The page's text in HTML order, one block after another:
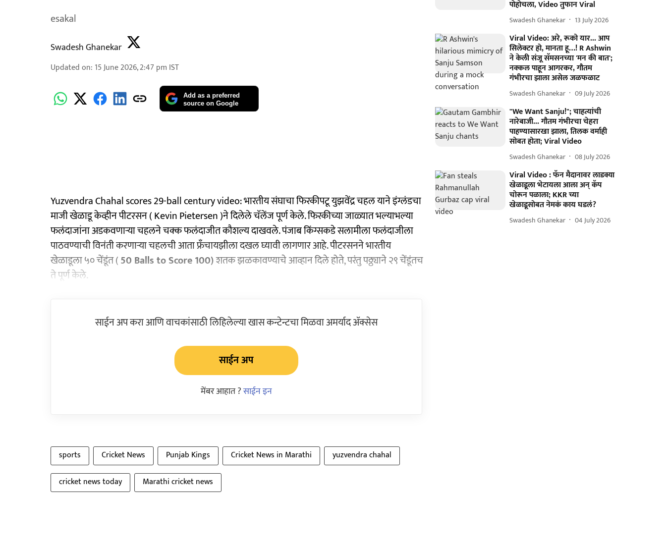
esakal
Swadesh Ghanekar
Updated on: 15 June 2026, 2:47 pm IST
Add as a preferred
source on Google
Yuzvendra Chahal scores 29-ball century video: भारतीय संघाचा फिरकीपटू युझवेंद्र चहल याने इंग्लंडचा
माजी खेळाडू केव्हीन पीटरसन ( Kevin Pietersen )ने दिलेले चॅलेंज पूर्ण केले. फिरकीच्या जाळ्यात भल्याभल्या
फलंदाजांना अडकवणाऱ्या चहलने चक्क फलंदाजीत कौशल्य दाखवले. पंजाब किंग्सकडे सलामीला फलंदाजीला
पाठवण्याची विनंती करणाऱ्या चहलची आता फ्रँचायझीला दखल घ्यावी लागणार आहे. पीटरसनने भारतीय
खेळाडूला ५० चेंडूंत (50 Balls to Score 100)शतक झळकावण्याचे आव्हान दिले होते, परंतु पठ्ठ्याने २९ चेंडूंतच
ते पूर्ण केले.
साईन अप करा आणि वाचकांसाठी लिहिलेल्या खास कन्टेन्टचा मिळवा अमर्याद ॲक्सेस
साईन अप
मेंबर आहात ?साईन इन
sports Cricket News Punjab Kings Cricket News in Marathi
yuzvendra chahal
cricket news today
Marathi cricket news
पोहोचला, Video तुफान Viral
Swadesh Ghanekar 13 July 2026
Viral Video: अरे, रूको यार... आप
सिलेक्टर हो, मानता हू…! R Ashwin
ने केली संजू सॅमसनच्या 'मन की बात';
नक्कल पाहून आगरकर, गौतम
गंभीरचा झाला असेल जळफळाट
Swadesh Ghanekar 09 July 2026
"We Want Sanju!"; चाहत्यांची
नारेबाजी... गौतम गंभीरचा चेहरा
पाहण्यासारखा झाला, तिलक वर्माही
सोबत होता; Viral Video
Swadesh Ghanekar 08 July 2026
Viral Video : फॅन मैदानावर लाडक्या
खेळाडूला भेटायला आला अन् कॅप
चोरून पळाला; KKR च्या
खेळाडूसोबत नेमकं काय घडलं?
Swadesh Ghanekar 04 July 2026